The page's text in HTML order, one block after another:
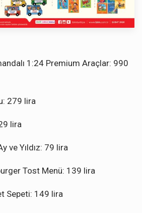
1:24 Premium Araçlar: 990
279 lira
lira
ve Yıldız: 79 lira
Tost Menü: 139 lira
Sepeti: 149 lira